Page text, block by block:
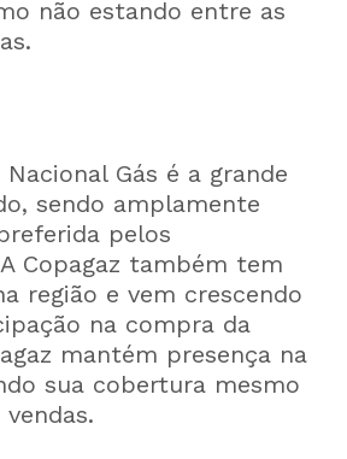
não estando entre as
Gás é a grande
sendo amplamente
pelos
Copagaz também tem
região e vem crescendo
na compra da
mantém presença na
sua cobertura mesmo